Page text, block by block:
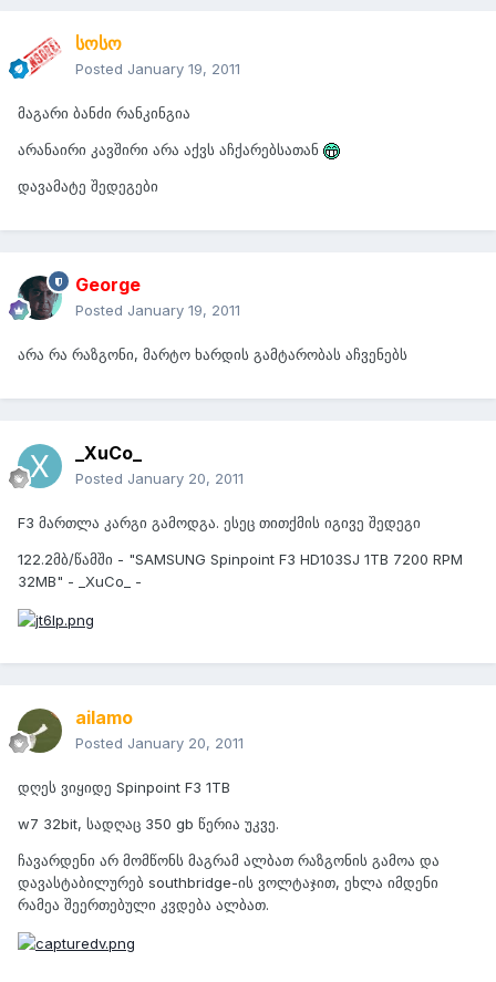
სოსო
Posted January 19, 2011
მაგარი ბანძი რანკინგია
არანაირი კავშირი არა აქვს აჩქარებსათან
დავამატე შედეგები
George
Posted January 19, 2011
არა რა რაზგონი, მარტო ხარდის გამტარობას აჩვენებს
_XuCo_
Posted January 20, 2011
F3 მართლა კარგი გამოდგა. ესეც თითქმის იგივე შედეგი
122.2მბ/წამში - "SAMSUNG Spinpoint F3 HD103SJ 1TB 7200 RPM
32MB" - _XuCo_ -
ailamo
Posted January 20, 2011
დღეს ვიყიდე Spinpoint F3 1TB
w7 32bit, სადღაც 350 gb წერია უკვე.
ჩავარდენი არ მომწონს მაგრამ ალბათ რაზგონის გამოა და
დავასტაბილურებ southbridge-ის ვოლტაჯით, ეხლა იმდენი
რამეა შეერთებული კვდება ალბათ.